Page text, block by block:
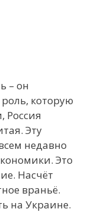
– он
которую
Россия
Эту
недавно
Это
Насчёт
враньё.
на Украине.